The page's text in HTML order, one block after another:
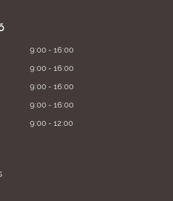
9:00 - 16:00
9:00 - 16:00
9:00 - 16:00
9:00 - 16:00
9:00 - 12:00